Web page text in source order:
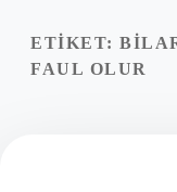
Yasal Uyarı
ETIKET:
FAUL OLUR